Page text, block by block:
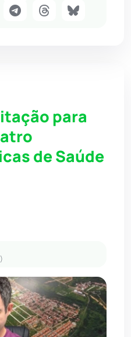
para
de Saúde